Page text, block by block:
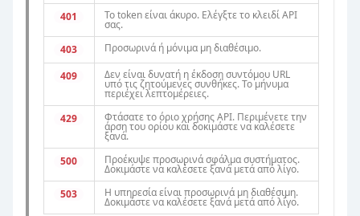
401 Το token είναι άκυρο. Ελέγξτε το κλειδί API
σας.
403
Προσωρινά ή μόνιμα μη διαθέσιμο.
409 Δεν είναι δυνατή η έκδοση συντόμου URL
υπό τις ζητούμενες συνθήκες. Το μήνυμα
περιέχει λεπτομέρειες.
429
Φτάσατε το όριο χρήσης API. Περιμένετε την
άρση του ορίου και δοκιμάστε να καλέσετε
ξανά.
500
Προέκυψε προσωρινά σφάλμα συστήματος.
Δοκιμάστε να καλέσετε ξανά μετά από λίγο.
503
Η υπηρεσία είναι προσωρινά μη διαθέσιμη.
Δοκιμάστε να καλέσετε ξανά μετά από λίγο.